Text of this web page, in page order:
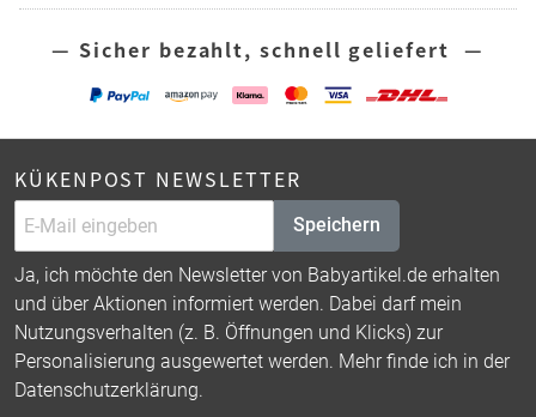
— Sicher bezahlt, schnell geliefert —
KÜKENPOST NEWSLETTER
Speichern
Ja, ich möchte den Newsletter von Babyartikel.de erhalten
und über Aktionen informiert werden. Dabei darf mein
Nutzungsverhalten (z. B. Öffnungen und Klicks) zur
Personalisierung ausgewertet werden. Mehr finde ich in der
Datenschutzerklärung.